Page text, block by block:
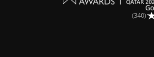
(340)